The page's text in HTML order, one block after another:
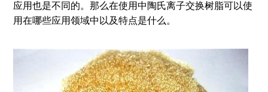
应用也是不同的。那么在使用中陶氏离子交换树脂可以使
用在哪些应用领域中以及特点是什么。